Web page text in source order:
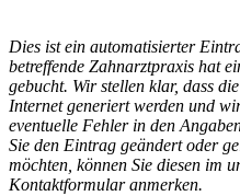
Dies ist ein automatisierter
betreffende Zahnarztpraxis hat
gebucht. Wir stellen klar, dass
Internet generiert werden und
eventuelle Fehler in den
Sie den Eintrag geändert oder
möchten, können Sie diesen im
Kontaktformular anmerken.